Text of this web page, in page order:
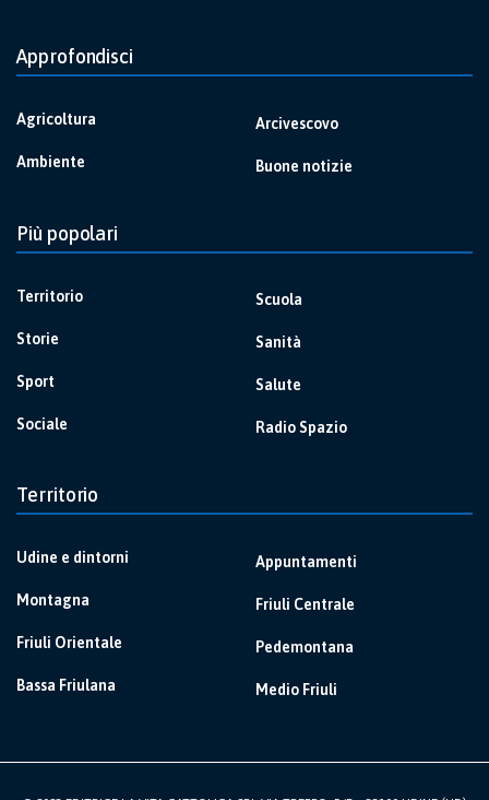
Approfondisci
Agricoltura
Ambiente
Arcivescovo
Buone notizie
Più popolari
Territorio
Storie
Sport
Sociale
Scuola
Sanità
Salute
Radio Spazio
Territorio
Udine e dintorni
Montagna
Friuli Orientale
Bassa Friulana
Appuntamenti
Friuli Centrale
Pedemontana
Medio Friuli